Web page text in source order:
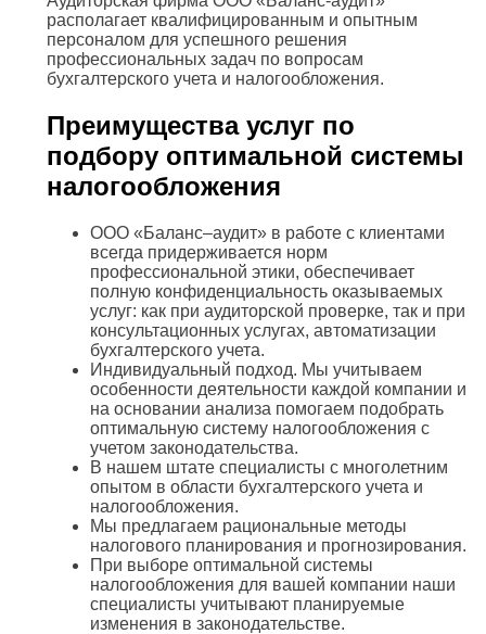
располагает квалифицированным и опытным
персоналом для успешного решения
профессиональных задач по вопросам
бухгалтерского учета и налогообложения.
Преимущества услуг по
подбору оптимальной системы
налогообложения
ООО «Баланс–аудит» в работе с клиентами
всегда придерживается норм
профессиональной этики, обеспечивает
полную конфиденциальность оказываемых
услуг: как при аудиторской проверке, так и при
консультационных услугах, автоматизации
бухгалтерского учета.
Индивидуальный подход. Мы учитываем
особенности деятельности каждой компании и
на основании анализа помогаем подобрать
оптимальную систему налогообложения с
учетом законодательства.
В нашем штате специалисты с многолетним
опытом в области бухгалтерского учета и
налогообложения.
Мы предлагаем рациональные методы
налогового планирования и прогнозирования.
При выборе оптимальной системы
налогообложения для вашей компании наши
специалисты учитывают планируемые
изменения в законодательстве.